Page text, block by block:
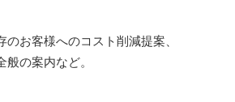
のお客様へのコスト削減提案、
の案内など。